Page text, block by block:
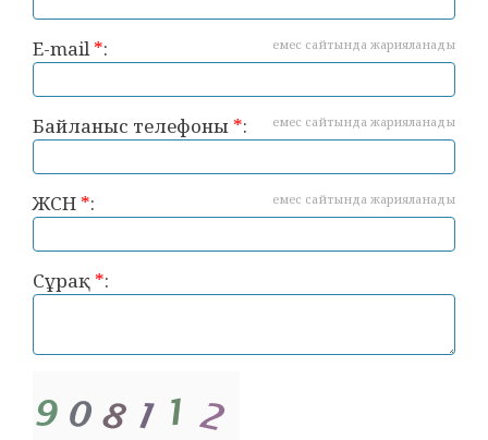
E-mail*: емес сайтында жарияланады
Байланыс телефоны *: емес сайтында жарияланады
ЖСН *: емес сайтында жарияланады
Сұрақ *: